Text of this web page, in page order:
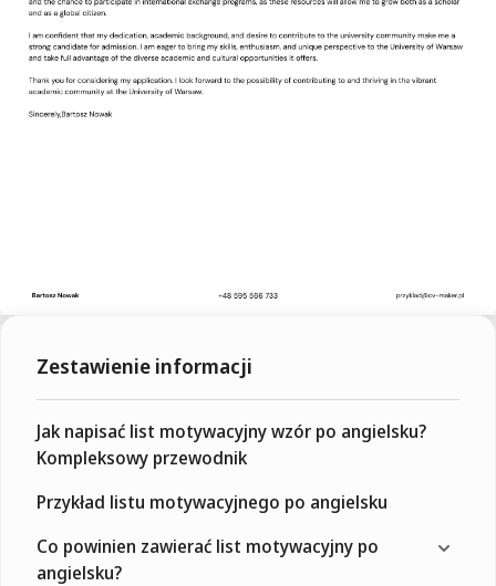
Zestawienie informacji
Jak napisać list motywacyjny wzór po angielsku?
Kompleksowy przewodnik
Przykład listu motywacyjnego po angielsku
Co powinien zawierać list motywacyjny po
angielsku?